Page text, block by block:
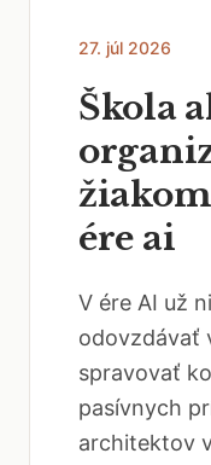
27. júl 2026
Škola
ére ai
V ére AI už
odovzdávať
spravovať
pasívnych
architektov